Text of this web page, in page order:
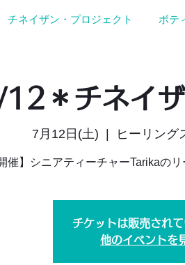
チネイザン・プロジェクト ボテ
＊チネイ
7月12日(土) ヒーリング
催】シニアティーチャーTarikaの
チケットは販売され
他のイベントを